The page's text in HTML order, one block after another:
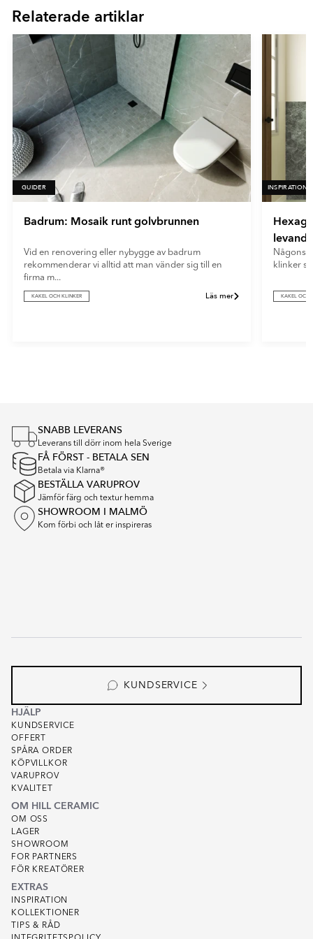
ger ett mjukt och modernt uttryck samt döljer fingeravtryck och
16
Relaterade artiklar
GUIDER
Badrum: Mosaik runt golvbrunnen
Vid en renovering eller nybygge av badrum
rekommenderar vi alltid att man vänder sig till en
firma m...
KAKEL OCH KLINKER Läs mer
INSPIRATION
klinker
KAKEL OCH
SNABB LEVERANS
Leverans till dörr inom hela Sverige
FÅ FÖRST - BETALA SEN
Betala via Klarna®
BESTÄLLA VARUPROV
Jämför färg och textur hemma
SHOWROOM I MALMÖ
Kom förbi och låt er inspireras
KUNDSERVICE
HJÄLP
KUNDSERVICE
OFFERT
SPÅRA ORDER
KÖPVILLKOR
VARUPROV
KVALITET
OM HILL CERAMIC
OM OSS
LAGER
SHOWROOM
FOR PARTNERS
FÖR KREATÖRER
EXTRAS
INSPIRATION
KOLLEKTIONER
TIPS & RÅD